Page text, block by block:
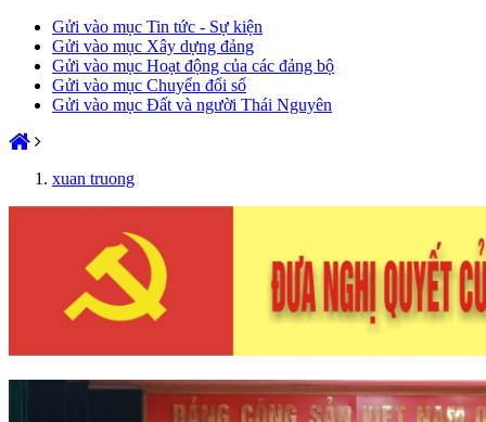
Gửi vào mục Tin tức - Sự kiện
Gửi vào mục Xây dựng đảng
Gửi vào mục Hoạt động của các đảng bộ
Gửi vào mục Chuyển đổi số
Gửi vào mục Đất và người Thái Nguyên
xuan truong